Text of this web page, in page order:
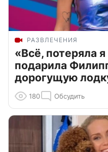
РАЗВЛЕЧЕНИЯ
«Всё, потеряла
подарила
дорогущую
180 Обсудить